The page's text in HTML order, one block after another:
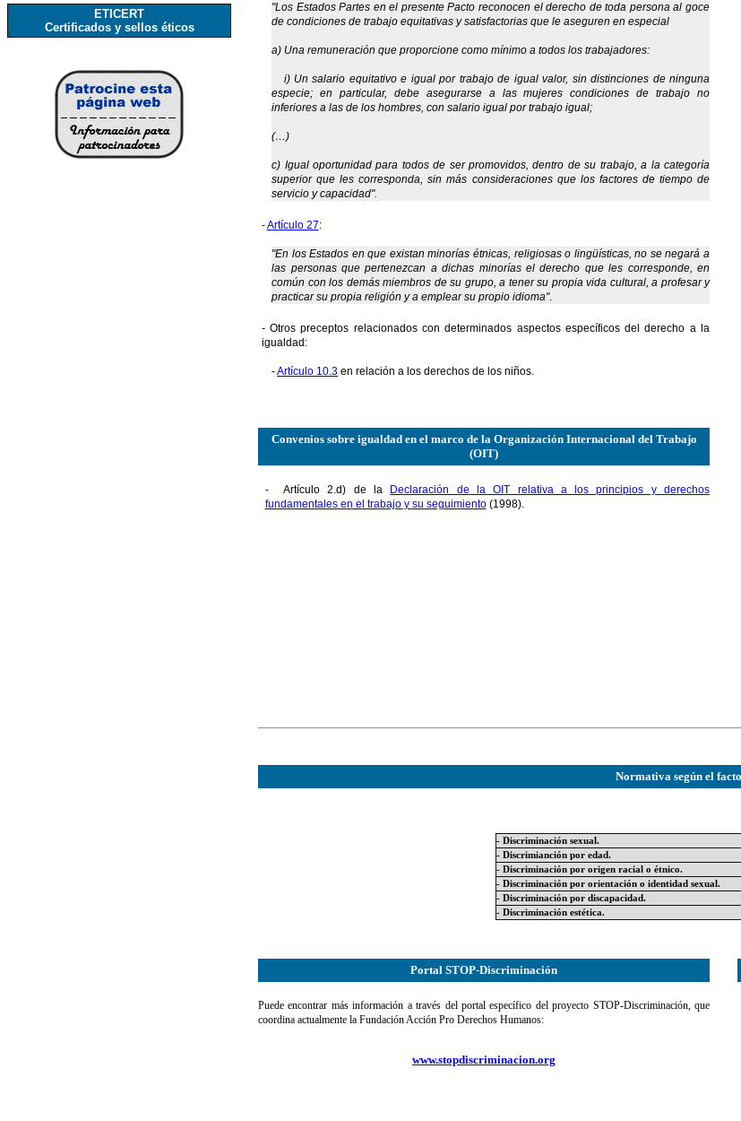
ETICERT
Certificados y sellos éticos
"Los Estados Partes en el presente Pacto reconocen el derecho de toda persona al goce
de condiciones de trabajo equitativas y satisfactorias que le aseguren en especial
a) Una remuneración que proporcione como mínimo a todos los trabajadores:
i) Un salario equitativo e igual por trabajo de igual valor, sin distinciones de ninguna
especie; en particular, debe asegurarse a las mujeres condiciones de trabajo no
inferiores a las de los hombres, con salario igual por trabajo igual;
(…)
c) Igual oportunidad para todos de ser promovidos, dentro de su trabajo, a la categoría
superior que les corresponda, sin más consideraciones que los factores de tiempo de
servicio y capacidad".
-Artículo 27:
"En los Estados en que existan minorías étnicas, religiosas o lingüísticas, no se negará a
las personas que pertenezcan a dichas minorías el derecho que les corresponde, en
común con los demás miembros de su grupo, a tener su propia vida cultural, a profesar y
practicar su propia religión y a emplear su propio idioma".
-Otros preceptos relacionados con determinados aspectos específicos del derecho a la
igualdad:
-Artículo 10.3 en relación a los derechos de los niños.
Convenios sobre igualdad en el marco de la Organización Internacional del Trabajo
(OIT)
- Artículo 2.d) de la
Declaración de la OIT relativa a los principios y derechos
fundamentales en el trabajo y su seguimiento(1998).
Normativa según el
- Discriminación sexual.
- Discrimianción por edad.
- Discriminación por origen racial o étnico.
- Discriminación por orientación o identidad sexual.
- Discriminación por discapacidad.
- Discriminación estética.
Portal STOP-Discriminación
Puede encontrar más información a través del portal específico del proyecto STOP-Discriminación, que
coordina actualmente la Fundación Acción Pro Derechos Humanos:
www.stopdiscriminacion.org